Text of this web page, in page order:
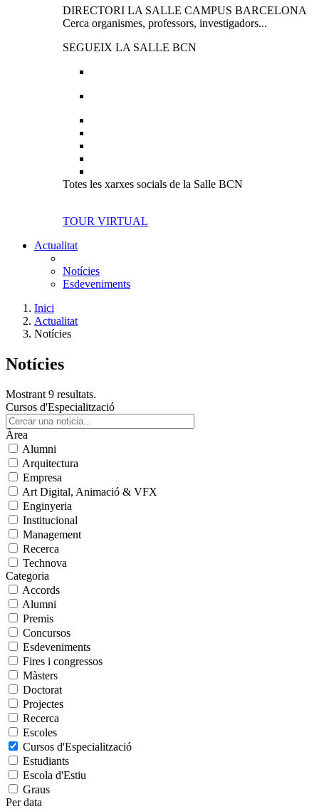
DIRECTORI LA SALLE CAMPUS BARCELONA
Cerca organismes, professors, investigadors...
SEGUEIX LA SALLE BCN
Totes les xarxes socials de la Salle BCN
TOUR VIRTUAL
Actualitat
Notícies
Esdeveniments
Inici
Actualitat
Notícies
Notícies
Mostrant 9 resultats.
Cursos d'Especialització
Àrea
Alumni
Arquitectura
Empresa
Art Digital, Animació & VFX
Enginyeria
Institucional
Management
Recerca
Technova
Categoria
Accords
Alumni
Premis
Concursos
Esdeveniments
Fires i congressos
Màsters
Doctorat
Projectes
Recerca
Escoles
Cursos d'Especialització
Estudiants
Escola d'Estiu
Graus
Per data